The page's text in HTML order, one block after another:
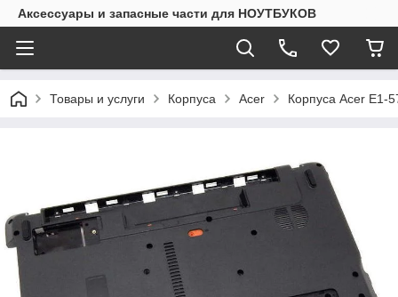
Аксессуары и запасные части для НОУТБУКОВ
Товары и услуги Корпуса Acer Корпуса Acer E1-